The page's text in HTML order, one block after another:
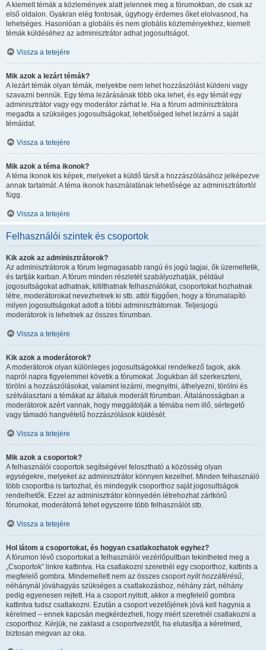
A kiemelt témák a közlemények alatt jelennek meg a fórumokban, de csak az
első oldalon. Gyakran elég fontosak, úgyhogy érdemes őket elolvasnod, ha
lehetséges. Hasonlóan a globális és nem globális közleményekhez, kiemelt
témák küldéséhez az adminisztrátor adhat jogosultságot.
Vissza a tetejére
Mik azok a lezárt témák?
A lezárt témák olyan témák, melyekbe nem lehet hozzászólást küldeni vagy
szavazni bennük. Egy téma lezárásának több oka lehet, és egy témát egy
adminisztrátor vagy egy moderátor zárhat le. Ha a fórum adminisztrátora
megadta a szükséges jogosultságokat, lehetőséged lehet lezárni a saját
témáidat.
Vissza a tetejére
Mik azok a téma ikonok?
A téma ikonok kis képek, melyeket a küldő társít a hozzászólásához jelképezve
annak tartalmát. A téma ikonok használatának lehetősége az adminisztrátortól
függ.
Vissza a tetejére
Felhasználói szintek és csoportok
Kik azok az adminisztrátorok?
Az adminisztrátorok a fórum legmagasabb rangú és jogú tagjai, ők üzemeltetik,
és tartják karban. A fórum minden részletét szabályozhatják, például
jogosultságokat adhatnak, kitilthatnak felhasználókat, csoportokat hozhatnak
létre, moderátorokat nevezhetnek ki stb. attól függően, hogy a fórumalapító
milyen jogosultságokat adott a többi adminisztrátornak. Teljesjogú
moderátorok is lehetnek az összes fórumban.
Vissza a tetejére
Kik azok a moderátorok?
A moderátorok olyan különleges jogosultságokkal rendelkező tagok, akik
napról napra figyelemmel követik a fórumokat. Jogukban áll szerkeszteni,
törölni a hozzászólásokat, valamint lezárni, megnyitni, áthelyezni, törölni és
szétválasztani a témákat az általuk moderált fórumban. Általánosságban a
moderátorok azért vannak, hogy meggátolják a témába nem illő, sértegető
vagy támadó hangvételű hozzászólások küldését.
Vissza a tetejére
Mik azok a csoportok?
A felhasználói csoportok segítségével felosztható a közösség olyan
egységekre, melyeket az adminisztrátor könnyen kezelhet. Minden felhasználó
több csoportba is tartozhat, és mindegyik csoporthoz saját jogosultságok
rendelhetők. Ezzel az adminisztrátor könnyedén létrehozhat zártkörű
fórumokat, moderátorrá tehet egyszerre több felhasználót stb.
Vissza a tetejére
Hol látom a csoportokat, és hogyan csatlakozhatok egyhez?
A fórumon lévő csoportokat a felhasználói vezérlőpultban tekintheted meg a
„Csoportok” linkre kattintva. Ha csatlakozni szeretnél egy csoporthoz, kattints a
megfelelő gombra. Mindemellett nem az összes csoportnyílt hozzáférésű,
néhánynál jóváhagyás szükséges a csatlakozáshoz, néhány zárt, néhány
pedig egyenesen rejtett. Ha a csoport nyitott, akkor a megfelelő gombra
kattintva tudsz csatlakozni. Ezután a csoport vezetőjének jóvá kell hagynia a
kérelmed – ennek kapcsán megkérdezheti, hogy miért szeretnél csatlakozni a
csoporthoz. Kérjük, ne zaklasd a csoportvezetőt, ha elutasítja a kérelmed,
biztosan megvan az oka.